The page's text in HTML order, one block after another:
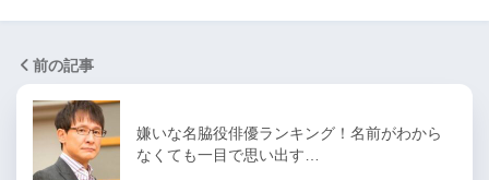
前の記事
嫌いな名脇役俳優ランキング！名前がわから
なくても一目で思い出す…